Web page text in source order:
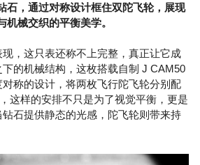
石，通过对称设计框住双陀飞轮，展现
机械交织的平衡美学。
，这只表还称不上完整，真正让它成
的机械结构，这枚搭载自制 J CAM50
称的设计，将两枚飞行陀飞轮分别配
这样的安排不只是为了视觉平衡，更是
石提供静态的光感，陀飞轮则带来持